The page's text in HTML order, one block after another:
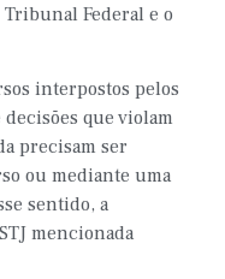
Federal e o
interpostos pelos
que violam
precisam ser
ou mediante uma
sentido, a
mencionada